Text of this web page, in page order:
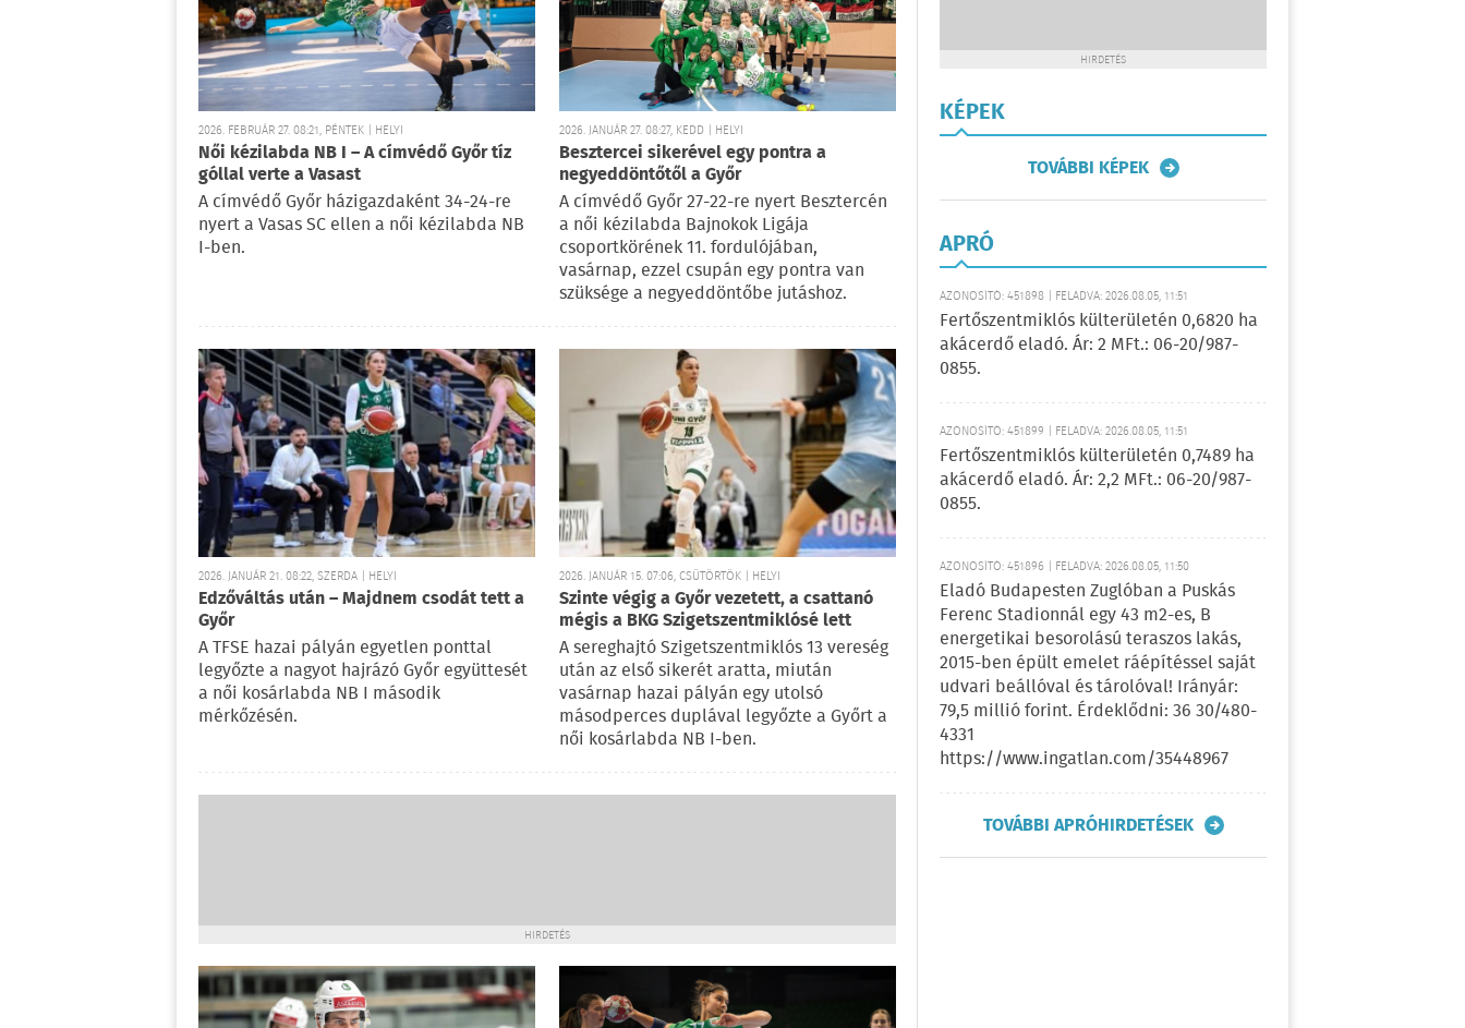
2026. FEBRUÁR 27. 08:21, PÉNTEK | HELYI
Női kézilabda NB I – A címvédő Győr tíz
góllal verte a Vasast
A címvédő Győr házigazdaként 34-24-re
nyert a Vasas SC ellen a női kézilabda NB
I-ben.
2026. JANUÁR 27. 08:27, KEDD | HELYI
Besztercei sikerével egy pontra a
negyeddöntőtől a Győr
A címvédő Győr 27-22-re nyert Besztercén
a női kézilabda Bajnokok Ligája
csoportkörének 11. fordulójában,
vasárnap, ezzel csupán egy pontra van
szüksége a negyeddöntőbe jutáshoz.
2026. JANUÁR 21. 08:22, SZERDA | HELYI
Edzőváltás után – Majdnem csodát tett a
Győr
A TFSE hazai pályán egyetlen ponttal
legyőzte a nagyot hajrázó Győr együttesét
a női kosárlabda NB I második
mérkőzésén.
2026. JANUÁR 15. 07:06, CSÜTÖRTÖK | HELYI
Szinte végig a Győr vezetett, a csattanó
mégis a BKG Szigetszentmiklósé lett
A sereghajtó Szigetszentmiklós 13 vereség
után az első sikerét aratta, miután
vasárnap hazai pályán egy utolsó
másodperces duplával legyőzte a Győrt a
női kosárlabda NB I-ben.
HIRDETÉS
HIRDETÉS
KÉPEK
TOVÁBBI KÉPEK
APRÓ
AZONOSÍTÓ: 451898 | FELADVA: 2026.08.05, 11:51
Fertőszentmiklós külterületén 0,6820 ha
akácerdő eladó. Ár: 2 MFt.: 06-20/987-
0855.
AZONOSÍTÓ: 451899 | FELADVA: 2026.08.05, 11:51
Fertőszentmiklós külterületén 0,7489 ha
akácerdő eladó. Ár: 2,2 MFt.: 06-20/987-
0855.
AZONOSÍTÓ: 451896 | FELADVA: 2026.08.05, 11:50
Eladó Budapesten Zuglóban a Puskás
Ferenc Stadionnál egy 43 m2-es, B
energetikai besorolású teraszos lakás,
2015-ben épült emelet ráépítéssel saját
udvari beállóval és tárolóval! Irányár:
79,5 millió forint. Érdeklődni: 36 30/480-
4331
https://www.ingatlan.com/35448967
TOVÁBBI APRÓHIRDETÉSEK